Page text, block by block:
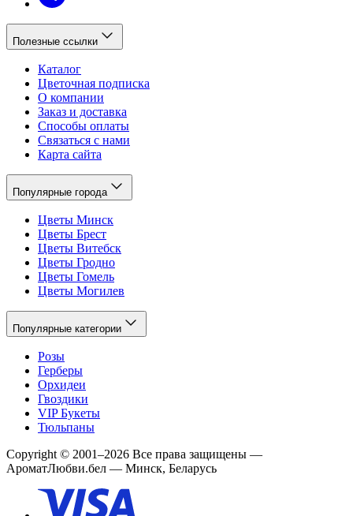
Полезные ссылки
Каталог
Цветочная подписка
О компании
Заказ и доставка
Способы оплаты
Связаться с нами
Карта сайта
Популярные города
Цветы Минск
Цветы Брест
Цветы Витебск
Цветы Гродно
Цветы Гомель
Цветы Могилев
Популярные категории
Розы
Герберы
Орхидеи
Гвоздики
VIP Букеты
Тюльпаны
Copyright © 2001–2026 Все права защищены —
АроматЛюбви.бел — Минск, Беларусь